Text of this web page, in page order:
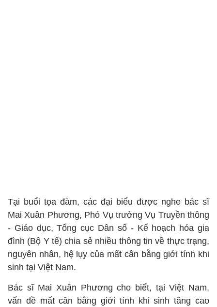
Tại buổi tọa đàm, các đại biểu được nghe bác sĩ
Mai Xuân Phương, Phó Vụ trưởng Vụ Truyền thông
- Giáo dục, Tổng cục Dân số - Kế hoạch hóa gia
đình (Bộ Y tế) chia sẻ nhiều thông tin về thực trạng,
nguyên nhân, hệ lụy của mất cân bằng giới tính khi
sinh tại Việt Nam.
Bác sĩ Mai Xuân Phương cho biết, tại Việt Nam,
vấn đề mất cân bằng giới tính khi sinh tăng cao